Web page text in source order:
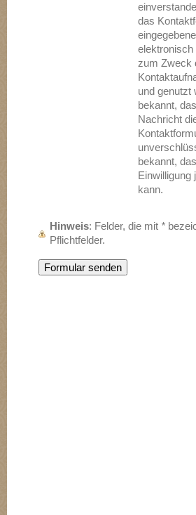
das
elektronisch
zum Zweck
und genutzt
bekannt,
Nachricht
bekannt,
Einwilligung
kann.
Hinweis : Felder, die mit *
Pflichtfelder.